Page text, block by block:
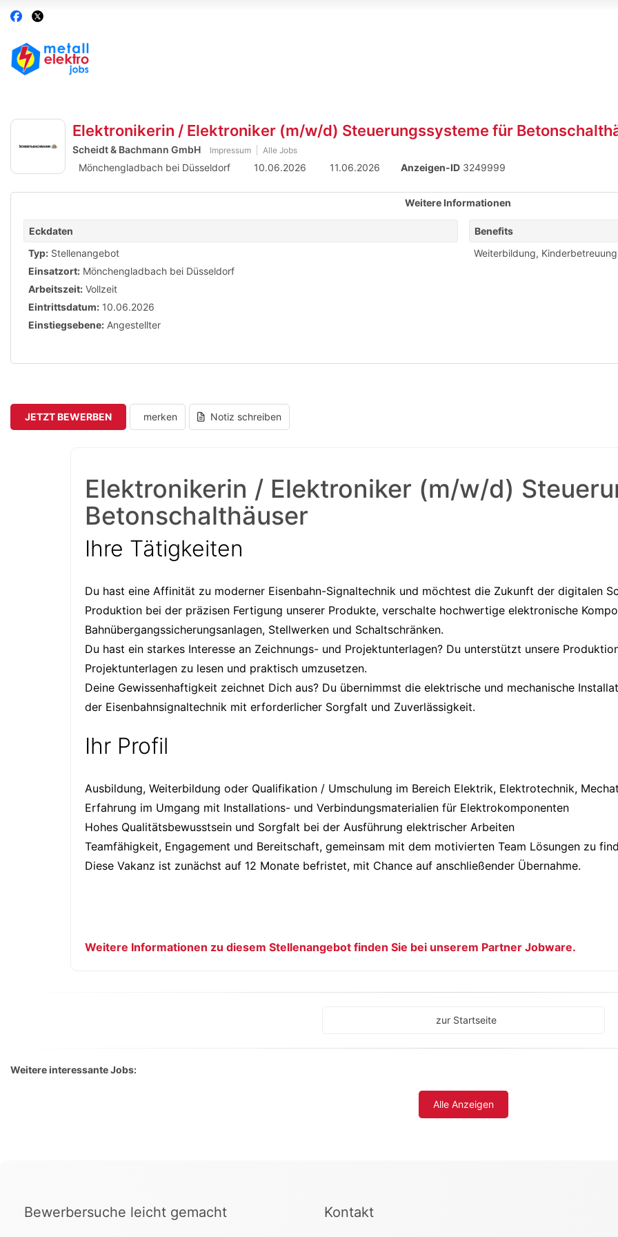
Accessibility
Modus
zur
Navigation
Auf
folgen
Auf
folgen
Elektronikerin / Elektroniker (m/w/d) Steuerungssysteme für
Scheidt & Bachmann GmbH Impressum Alle Jobs
Mönchengladbach bei Düsseldorf 10.06.2026 11.06.2026 Anzeigen-ID 3249999
Weitere Informationen
Eckdaten
Typ: Stellenangebot
Einsatzort: Mönchengladbach bei Düsseldorf
Arbeitszeit: Vollzeit
Eintrittsdatum: 10.06.2026
Einstiegsebene: Angestellter
Benefits
Weiterbildung, Kinderbetreuung
JETZT BEWERBEN merken Notiz schreiben
Elektronikerin / Elektroniker (m/w/d)
Betonschalthäuser
Ihre Tätigkeiten
Du hast eine Affinität zu moderner Eisenbahn-Signaltechnik und möchtest die Zukunft der digitalen
Produktion bei der präzisen Fertigung unserer Produkte, verschalte hochwertige elektronische
Bahnübergangssicherungsanlagen, Stellwerken und Schaltschränken.
Du hast ein starkes Interesse an Zeichnungs- und Projektunterlagen? Du unterstützt unsere
Projektunterlagen zu lesen und praktisch umzusetzen.
Deine Gewissenhaftigkeit zeichnet Dich aus? Du übernimmst die elektrische und mechanische
der Eisenbahnsignaltechnik mit erforderlicher Sorgfalt und Zuverlässigkeit.
Ihr Profil
Ausbildung, Weiterbildung oder Qualifikation / Umschulung im Bereich Elektrik, Elektrotechnik,
Erfahrung im Umgang mit Installations- und Verbindungsmaterialien für Elektrokomponenten
Hohes Qualitätsbewusstsein und Sorgfalt bei der Ausführung elektrischer Arbeiten
Teamfähigkeit, Engagement und Bereitschaft, gemeinsam mit dem motivierten Team Lösungen zu
Diese Vakanz ist zunächst auf 12 Monate befristet, mit Chance auf anschließender Übernahme.
Weitere Informationen zu diesem Stellenangebot finden Sie bei unserem Partner Jobware.
zur Startseite
Weitere interessante Jobs:
Alle Anzeigen
Bewerbersuche leicht gemacht Kontakt